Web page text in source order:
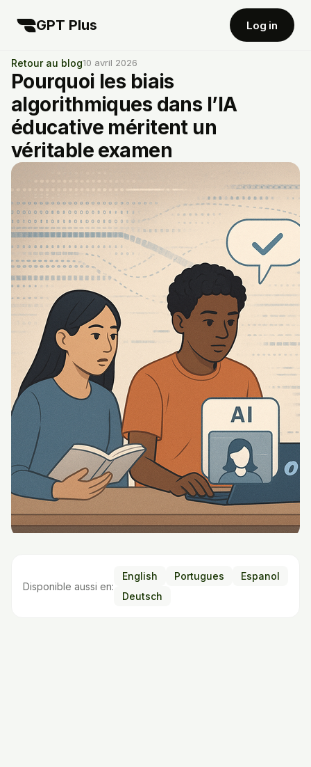
GPT Plus Log in
Retour au blog10 avril 2026
Pourquoi les biais
algorithmiques dans l’IA
éducative méritent un
véritable examen
Disponible aussi en:
English Portugues
Espanol
Deutsch